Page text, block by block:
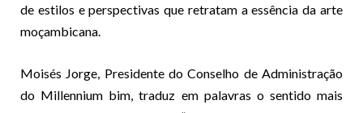
de estilos e perspectivas que retratam a essência da arte
moçambicana.
Moisés Jorge, Presidente do Conselho de Administração
do Millennium bim, traduz em palavras o sentido mais